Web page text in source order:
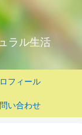
ラル生活
フィール
い合わせ